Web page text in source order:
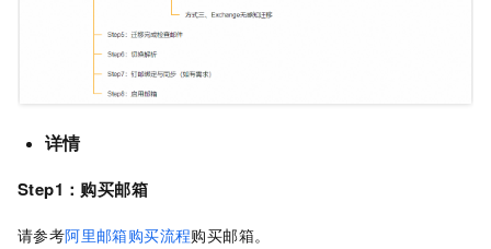
详情
Step1：购买邮箱
请参考阿里邮箱购买流程购买邮箱。